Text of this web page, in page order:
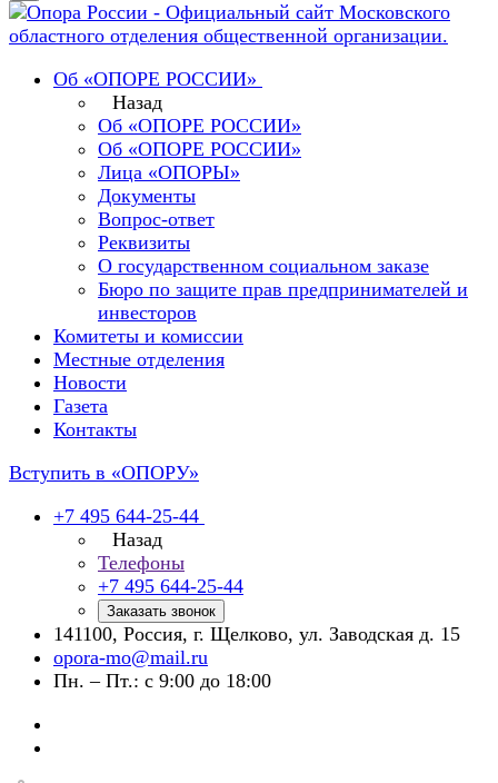
Об «ОПОРЕ РОССИИ»
Назад
Об «ОПОРЕ РОССИИ»
Об «ОПОРЕ РОССИИ»
Лица «ОПОРЫ»
Документы
Вопрос-ответ
Реквизиты
О государственном социальном заказе
Бюро по защите прав предпринимателей и
инвесторов
Комитеты и комиссии
Местные отделения
Новости
Газета
Контакты
Вступить в «ОПОРУ»
+7 495 644-25-44
Назад
Телефоны
+7 495 644-25-44
Заказать звонок
141100, Россия, г. Щелково, ул. Заводская д. 15
opora-mo@mail.ru
Пн. – Пт.: с 9:00 до 18:00